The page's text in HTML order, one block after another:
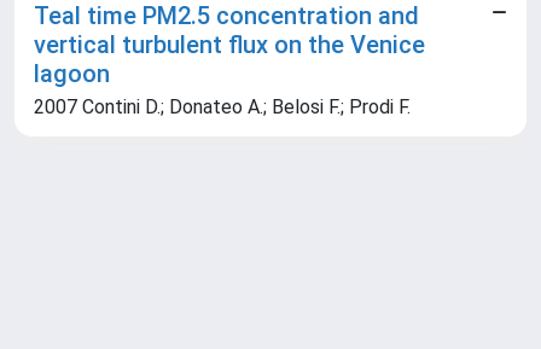
Teal time PM2.5 concentration and
vertical turbulent flux on the Venice
lagoon
2007 Contini D.; Donateo A.; Belosi F.; Prodi F.